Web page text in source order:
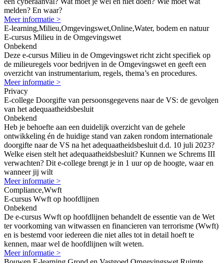
melden? En waar?
Meer informatie >
E-learning,Milieu,Omgevingswet,Online,Water, bodem en natuur
E-cursus Milieu in de Omgevingswet
Onbekend
Deze e-cursus Milieu in de Omgevingswet richt zicht specifiek op
de milieuregels voor bedrijven in de Omgevingswet en geeft een
overzicht van instrumentarium, regels, thema’s en procedures.
Meer informatie >
Privacy
E-college Doorgifte van persoonsgegevens naar de VS: de gevolgen
van het adequaatheidsbesluit
Onbekend
Heb je behoefte aan een duidelijk overzicht van de gehele
ontwikkeling én de huidige stand van zaken rondom internationale
doorgifte naar de VS na het adequaatheidsbesluit d.d. 10 juli 2023?
Welke eisen stelt het adequaatheidsbesluit? Kunnen we Schrems III
verwachten? Dit e-college brengt je in 1 uur op de hoogte, waar en
wanneer jij wilt
Meer informatie >
Compliance,Wwft
E-cursus Wwft op hoofdlijnen
Onbekend
De e-cursus Wwft op hoofdlijnen behandelt de essentie van de Wet
ter voorkoming van witwassen en financieren van terrorisme (Wwft)
en is bestemd voor iedereen die niet alles tot in detail hoeft te
kennen, maar wel de hoofdlijnen wilt weten.
Meer informatie >